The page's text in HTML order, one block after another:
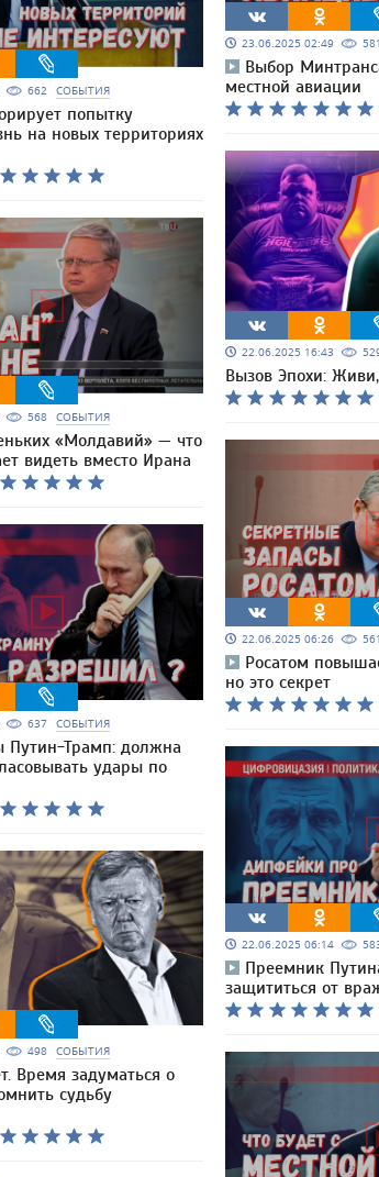
662 СОБЫТИЯ
попытку
на новых территориях
568 СОБЫТИЯ
«Молдавий» — что
видеть вместо Ирана
637 СОБЫТИЯ
Путин-Трамп: должна
удары по
498 СОБЫТИЯ
Время задуматься о
судьбу
23.06.2025 02:49 581
Выбор
местной авиации
22.06.2025 16:43
Вызов Эпохи:
22.06.2025 06:26 561
Росатом
но это секрет
22.06.2025 06:14
Преемник
защититься от